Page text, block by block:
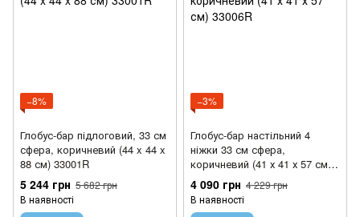
−8%
Глобус-бар підлоговий, 33 см
сфера, коричневий (44 x 44 x
88 см) 33001R
5 244 грн 5 682 грн
В наявності
−3%
Глобус-бар настільний 4
ніжки 33 см сфера,
коричневий (41 х 41 х 57 см)
33006R
4 090 грн 4 229 грн
В наявності